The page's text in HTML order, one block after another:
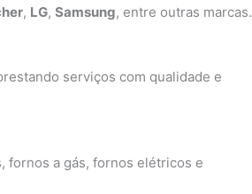
, LG,Samsung, entre outras marcas.
serviços com qualidade e
fornos a gás, fornos elétricos e